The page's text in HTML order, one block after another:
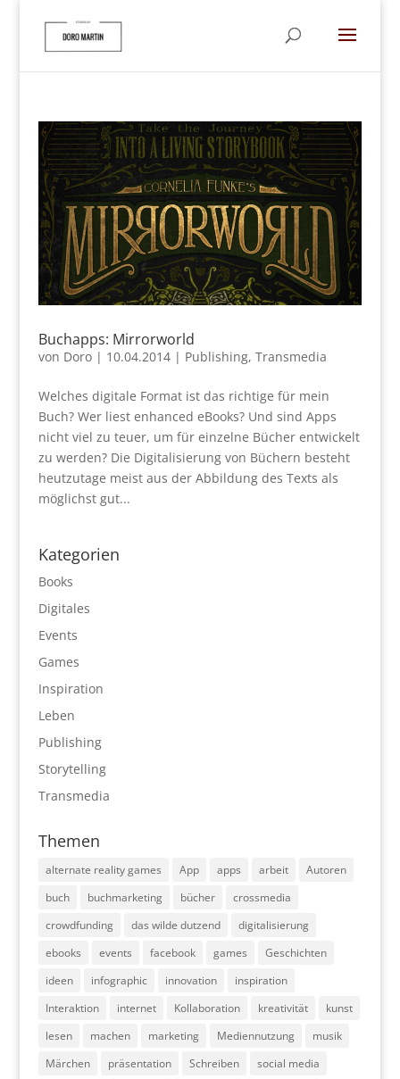
Buchapps: Mirrorworld
von Doro| 10.04.2014| Publishing, Transmedia
Welches digitale Format ist das richtige für mein
Buch? Wer liest enhanced eBooks? Und sind Apps
nicht viel zu teuer, um für einzelne Bücher entwickelt
zu werden? Die Digitalisierung von Büchern besteht
heutzutage meist aus der Abbildung des Texts als
möglichst gut...
Kategorien
Books
Digitales
Events
Games
Inspiration
Leben
Publishing
Storytelling
Transmedia
Themen
alternate reality games App apps arbeit
Autoren
buch
buchmarketing bücher
crossmedia
crowdfunding
das wilde dutzend
digitalisierung
ebooks
events facebook games
Geschichten
ideen
infographic innovation
inspiration
Interaktion
internet Kollaboration kreativität
kunst
lesen
machen marketing Mediennutzung
musik
Märchen
präsentation Schreiben
social media